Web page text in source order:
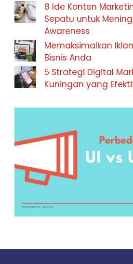
8 Ide Konten
Sepatu untuk
Awareness
Memaksimalkan
Bisnis Anda
5 Strategi Digital
Kuningan yang